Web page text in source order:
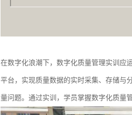
在数字化浪潮下，数字化质量管理实训应
平台，实现质量数据的实时采集、存储与
量问题。通过实训，学员掌握数字化质量